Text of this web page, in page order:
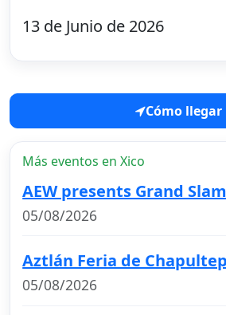
13 de Junio de 2026
Cómo llegar
Más eventos en Xico
AEW presents Grand
05/08/2026
Aztlán Feria de
05/08/2026